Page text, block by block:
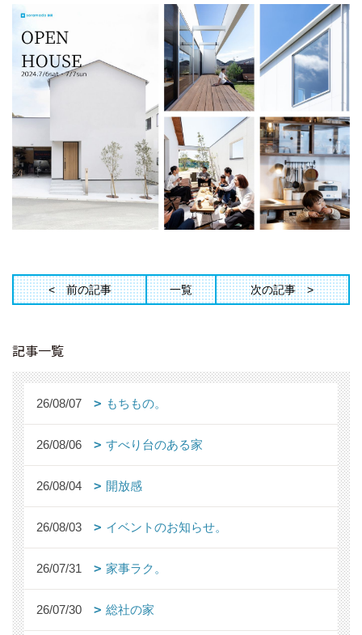
前の記事 一覧 次の記事
記事一覧
26/08/07 もちもの。
26/08/06 すべり台のある家
26/08/04 開放感
26/08/03 イベントのお知らせ。
26/07/31 家事ラク。
26/07/30 総社の家